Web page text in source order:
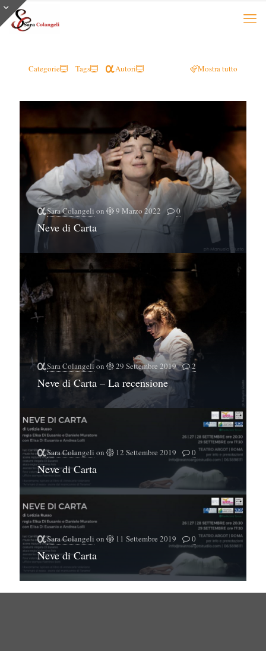
Categorie Tags Autori Mostra tutto
Sara Colangeli on 9 Marzo 2022 0
Neve di Carta
Sara Colangelion 29 Settembre 2019 2
Neve di Carta – La recensione
Sara Colangeli on 12 Settembre 2019 0
Neve di Carta
Sara Colangeli on 11 Settembre 2019 0
Neve di Carta